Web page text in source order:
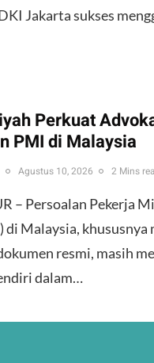
Jakarta sukses
Perkuat
PMI di Malaysia
Agustus 10, 2026 2 Mins
– Persoalan Pekerja
di Malaysia, khususnya
resmi, masih
dalam…